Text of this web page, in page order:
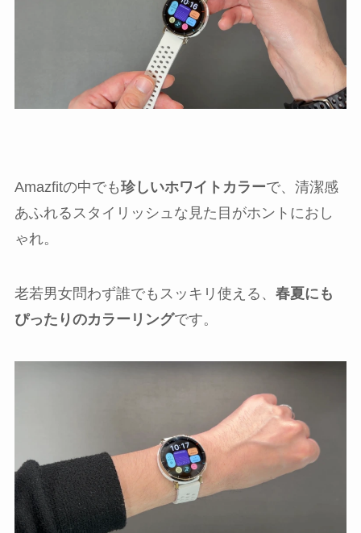
Amazfitの中でも珍しいホワイトカラーで、清潔感
あふれるスタイリッシュな見た目がホントにおし
ゃれ。
老若男女問わず誰でもスッキリ使える、 春夏にも
ぴったりのカラーリングです。